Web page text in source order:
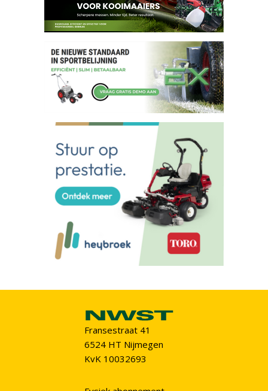
Fransestraat 41
6524 HT Nijmegen
KvK 10032693